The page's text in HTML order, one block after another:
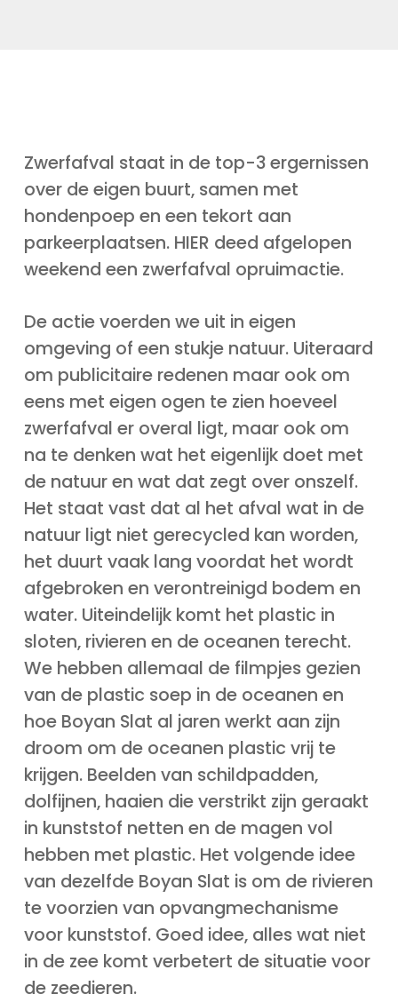
Zwerfafval staat in de top-3 ergernissen
over de eigen buurt, samen met
hondenpoep en een tekort aan
parkeerplaatsen. HIER deed afgelopen
weekend een zwerfafval opruimactie.
De actie voerden we uit in eigen
omgeving of een stukje natuur. Uiteraard
om publicitaire redenen maar ook om
eens met eigen ogen te zien hoeveel
zwerfafval er overal ligt, maar ook om
na te denken wat het eigenlijk doet met
de natuur en wat dat zegt over onszelf.
Het staat vast dat al het afval wat in de
natuur ligt niet gerecycled kan worden,
het duurt vaak lang voordat het wordt
afgebroken en verontreinigd bodem en
water. Uiteindelijk komt het plastic in
sloten, rivieren en de oceanen terecht.
We hebben allemaal de filmpjes gezien
van de plastic soep in de oceanen en
hoe Boyan Slat al jaren werkt aan zijn
droom om de oceanen plastic vrij te
krijgen. Beelden van schildpadden,
dolfijnen, haaien die verstrikt zijn geraakt
in kunststof netten en de magen vol
hebben met plastic. Het volgende idee
van dezelfde Boyan Slat is om de rivieren
te voorzien van opvangmechanisme
voor kunststof. Goed idee, alles wat niet
in de zee komt verbetert de situatie voor
de zeedieren.